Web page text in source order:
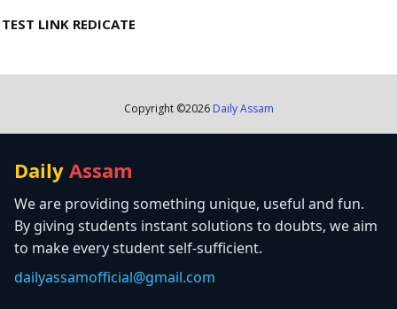
TEST LINK REDICATE
Copyright ©2026 Daily Assam
Daily Assam
We are providing something unique, useful and fun.
By giving students instant solutions to doubts, we aim
to make every student self-sufficient.
dailyassamofficial@gmail.com